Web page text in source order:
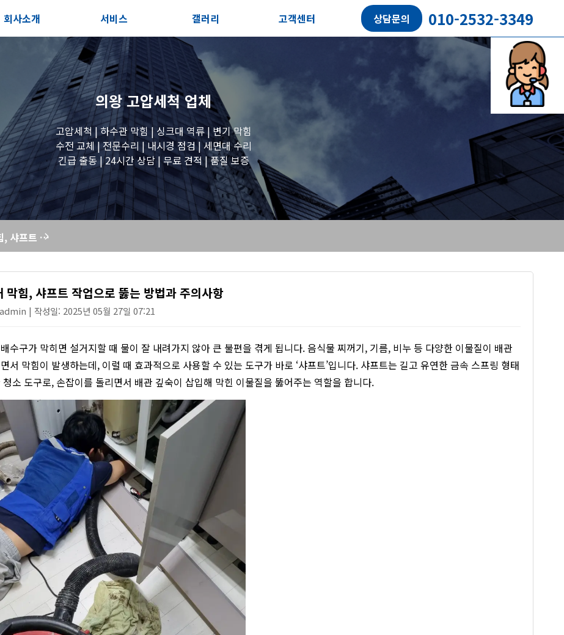
회사소개
공지사항
오시는길
서비스
솔루션
블로그
갤러리
전체보기
세면대 작업
변기 작업
욕조 작업
원룸 수전 작업
싱크대 작업
고객센터
고객후기
상담문의 010-2532-3349
의왕 고압세척업체
고압세척 | 하수관 막힘 | 싱크대 역류 | 변기 막힘
수전 교체 | 전문수리 | 내시경 점검 | 세면대 수리
긴급 출동 | 24시간 상담 | 무료 견적 | 품질 보증
싱크대 막힘, 샤프트 작업으로 뚫는 방법과 주의사항
막힘, 샤프트 작업으로 뚫는 방법과 주의사항
| 작성일: 2025년 05월 27일 07:21
수구가 막히면 설거지할 때 물이 잘 내려가지 않아 큰 불편을 겪게 됩니다. 음식물 찌꺼기, 기름, 비누 등 다양한 이물질이 배관
서 막힘이 발생하는데, 이럴 때 효과적으로 사용할 수 있는 도구가 바로 ‘샤프트’입니다. 샤프트는 길고 유연한 금속 스프링 형태
청소 도구로, 손잡이를 돌리면서 배관 깊숙이 삽입해 막힌 이물질을 뚫어주는 역할을 합니다.